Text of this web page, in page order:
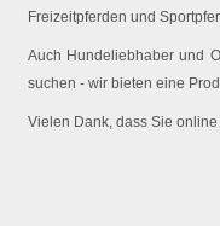
Freizeitpferden und
Auch Hundeliebhaber und
suchen - wir bieten eine
Vielen Dank, dass Sie